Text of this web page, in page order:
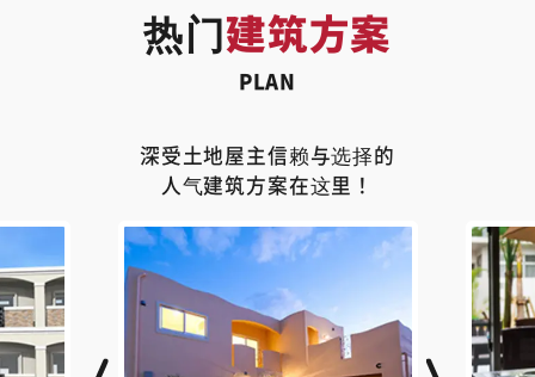
热门建筑方案
PLAN
深受土地屋主信赖与选择的
人气建筑方案在这里！